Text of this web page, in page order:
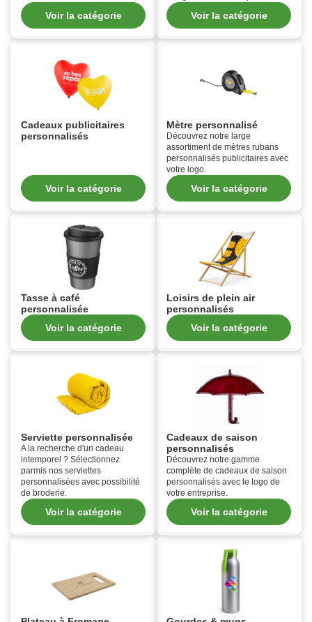
Voir la catégorie Voir la catégorie
Cadeaux publicitaires
personnalisés
Voir la catégorie
Mètre personnalisé
Découvrez notre large
assortiment de mètres rubans
personnalisés publicitaires avec
votre logo.
Voir la catégorie
Tasse à café
personnalisée
Voir la catégorie
Loisirs de plein air
personnalisés
Voir la catégorie
Serviette personnalisée
A la recherche d'un cadeau
intemporel ? Sélectionnez
parmis nos serviettes
personnalisées avec possibilité
de broderie.
Voir la catégorie
Cadeaux de saison
personnalisés
Découvrez notre gamme
complète de cadeaux de saison
personnalisés avec le logo de
votre entreprise.
Voir la catégorie